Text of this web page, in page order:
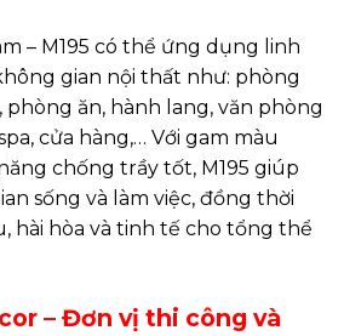
– M195 có thể ứng dụng linh
gian nội thất như: phòng
phòng ăn, hành lang, văn phòng
cửa hàng,… Với gam màu
chống trầy tốt, M195 giúp
sống và làm việc, đồng thời
hài hòa và tinh tế cho tổng thể
– Đơn vị thi công và